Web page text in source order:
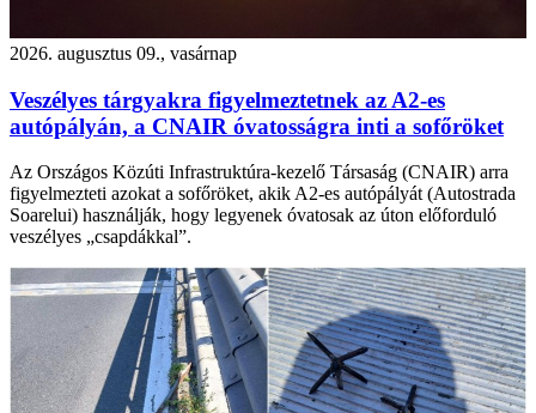
2026. augusztus 09., vasárnap
Veszélyes tárgyakra figyelmeztetnek az A2-es
autópályán, a CNAIR óvatosságra inti a sofőröket
Az Országos Közúti Infrastruktúra-kezelő Társaság (CNAIR) arra
figyelmezteti azokat a sofőröket, akik A2-es autópályát (Autostrada
Soarelui) használják, hogy legyenek óvatosak az úton előforduló
veszélyes „csapdákkal”.